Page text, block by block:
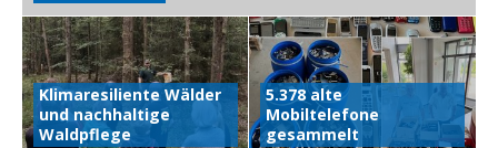
Klimaresiliente Wälder
und nachhaltige
Waldpflege
5.378 alte
Mobiltelefone
gesammelt